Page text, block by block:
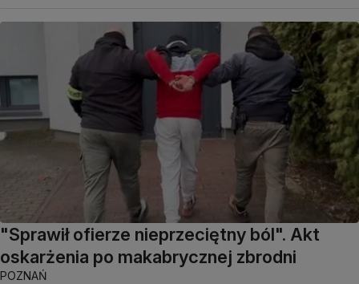
"Sprawił ofierze nieprzeciętny ból". Akt
oskarżenia po makabrycznej zbrodni
POZNAŃ